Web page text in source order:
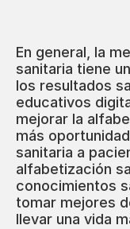
En general, la
sanitaria tiene
los resultados
educativos
mejorar la
más
sanitaria a
alfabetización
conocimientos
tomar mejores
llevar una vida